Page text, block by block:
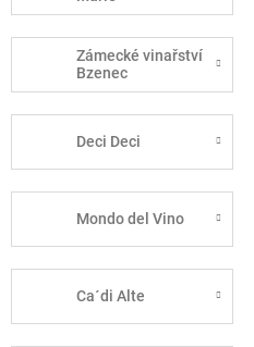
Zámecké vinařství
Bzenec
Deci Deci
Mondo del Vino
Ca´di Alte